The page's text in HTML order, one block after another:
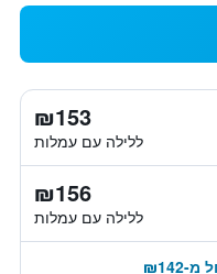
₪153
ללילה עם עמלות
₪156
ללילה עם עמלות